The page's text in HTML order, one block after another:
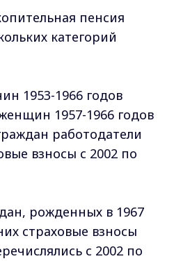
пенсия
категорий
1953-1966 годов
1957-1966 годов
работодатели
взносы с 2002 по
рожденных в 1967
страховые взносы
с 2002 по